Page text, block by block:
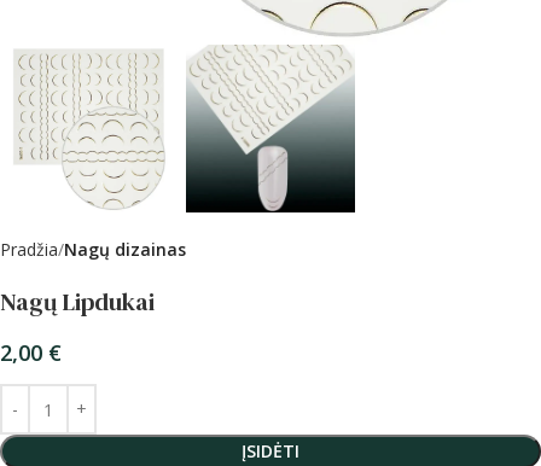
Pradžia Nagų dizainas
Nagų Lipdukai
2,00 €
ĮSIDĖTI